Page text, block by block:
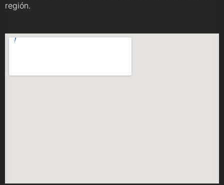
región.